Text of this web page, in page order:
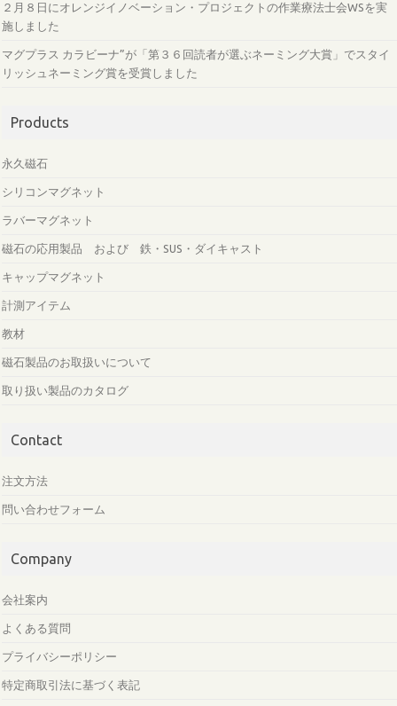
２月８日にオレンジイノベーション・プロジェクトの作業療法士会WSを実
施しました
マグプラス カラビーナ”が「第３６回読者が選ぶネーミング大賞」でスタイ
リッシュネーミング賞を受賞しました
Products
永久磁石
シリコンマグネット
ラバーマグネット
磁石の応用製品 および 鉄・SUS・ダイキャスト
キャップマグネット
計測アイテム
教材
磁石製品のお取扱いについて
取り扱い製品のカタログ
Contact
注文方法
問い合わせフォーム
Company
会社案内
よくある質問
プライバシーポリシー
特定商取引法に基づく表記